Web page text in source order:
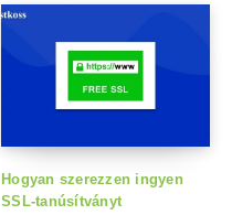
Hogyan szerezzen ingyen
SSL-tanúsítványt